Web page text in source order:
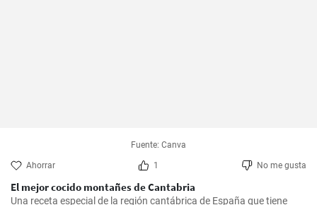
Fuente: Canva
Ahorrar 1 No me gusta
El mejor cocido montañes de Cantabria
Una receta especial de la región cantábrica de España que tiene